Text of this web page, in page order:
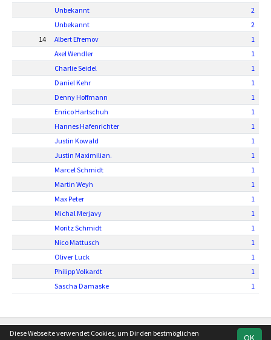
Unbekannt
2
Unbekannt
2
14
Albert Efremov
1
Axel Wendler
1
Charlie Seidel
1
Daniel Kehr
1
Denny Hoffmann
1
Enrico Hartschuh
1
Hannes Hafenrichter
1
Justin Kowald
1
Justin Maximilian.
1
Marcel Schmidt
1
Martin Weyh
1
Max Peter
1
Michal Merjavy
1
Moritz Schmidt
1
Nico Mattusch
1
Oliver Luck
1
Philipp Volkardt
1
Sascha Damaske
1
soccero.de
OK
Diese Webseite verwendet Cookies, um Dir den bestmöglichen